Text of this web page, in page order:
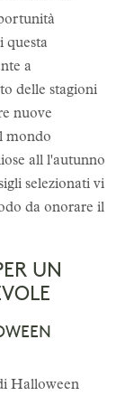
questa
a
delle stagioni
nuove
mondo
all l'autunno
selezionati vi
da onorare il
UN
Halloween